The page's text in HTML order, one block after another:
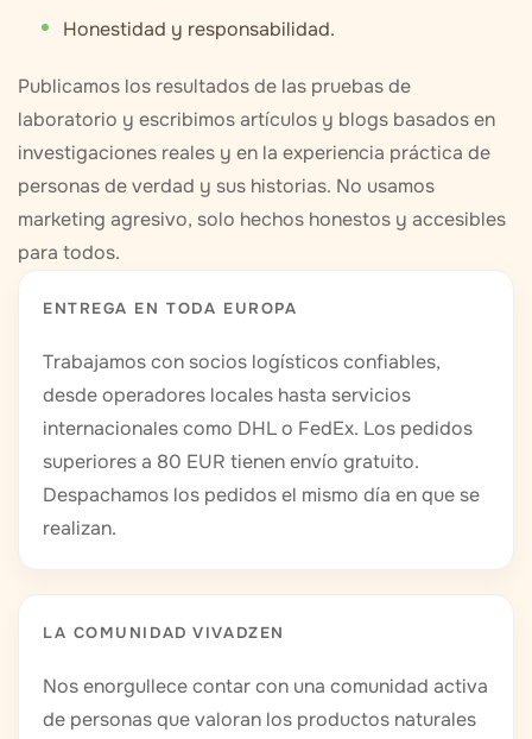
Honestidad y responsabilidad.
Publicamos los resultados de las pruebas de
laboratorio y escribimos artículos y blogs basados en
investigaciones reales y en la experiencia práctica de
personas de verdad y sus historias. No usamos
marketing agresivo, solo hechos honestos y accesibles
para todos.
ENTREGA EN TODA EUROPA
Trabajamos con socios logísticos confiables,
desde operadores locales hasta servicios
internacionales como DHL o FedEx. Los pedidos
superiores a 80 EUR tienen envío gratuito.
Despachamos los pedidos el mismo día en que se
realizan.
LA COMUNIDAD VIVADZEN
Nos enorgullece contar con una comunidad activa
de personas que valoran los productos naturales